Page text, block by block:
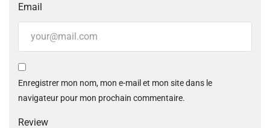
Email
Enregistrer mon nom, mon e-mail et mon site dans le
navigateur pour mon prochain commentaire.
Review